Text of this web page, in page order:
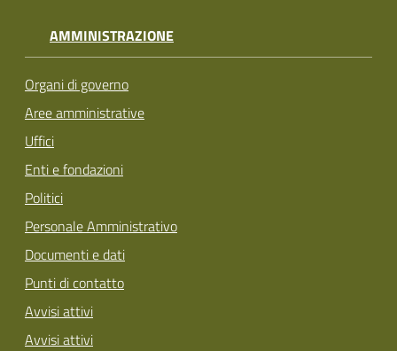
AMMINISTRAZIONE
Organi di governo
Aree amministrative
Uffici
Enti e fondazioni
Politici
Personale Amministrativo
Documenti e dati
Punti di contatto
Avvisi attivi
Avvisi attivi